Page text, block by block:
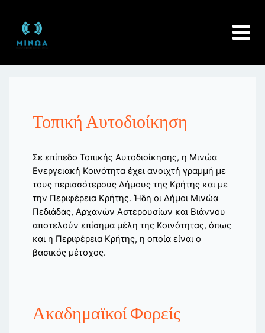
content
Τοπική Αυτοδιοίκηση
Σε επίπεδο Τοπικής Αυτοδιοίκησης, η Μινώα
Ενεργειακή Κοινότητα έχει ανοιχτή γραμμή με
τους περισσότερους Δήμους της Κρήτης και με
την Περιφέρεια Κρήτης. Ήδη οι Δήμοι Μινώα
Πεδιάδας, Αρχανών Αστερουσίων και Βιάννου
αποτελούν επίσημα μέλη της Κοινότητας, όπως
και η Περιφέρεια Κρήτης, η οποία είναι ο
βασικός μέτοχος.
Ακαδημαϊκοί Φορείς